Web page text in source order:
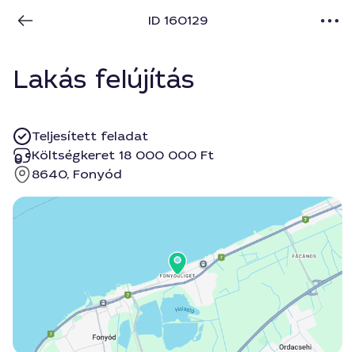
ID 160129
Lakás felújítás
Teljesített feladat
Költségkeret 18 000 000 Ft
8640, Fonyód